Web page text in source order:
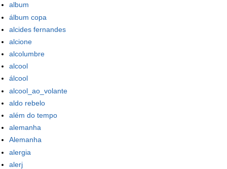
album
álbum copa
alcides fernandes
alcione
alcolumbre
alcool
álcool
alcool_ao_volante
aldo rebelo
além do tempo
alemanha
Alemanha
alergia
alerj